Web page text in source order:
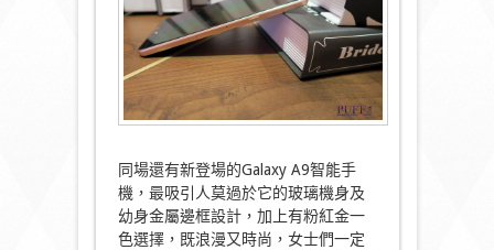
同場還有新登場的Galaxy A9智能手
機，最吸引人莫過於它的玻璃機身及
幼身金屬邊框設計，加上有粉紅金一
色選擇，既浪漫又時尚，女士們一定